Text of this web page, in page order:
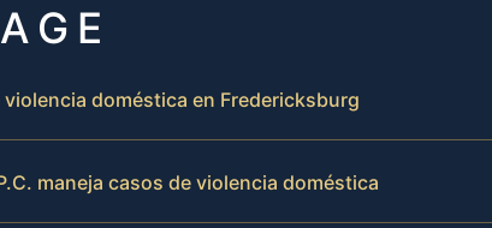
doméstica en Fredericksburg
maneja casos de violencia doméstica